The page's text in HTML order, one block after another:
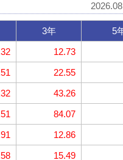
3年
5
12.73
22.55
43.26
84.07
12.86
15.49